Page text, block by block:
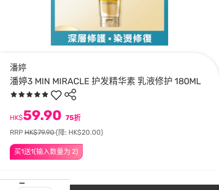
潘婷
潘婷3 MIN MIRACLE 护发精华素 乳液修护 180ML
买1送1(输入数量为 2)
HK$59.90 75折
RRPHK$79.90(降: HK$20.00)